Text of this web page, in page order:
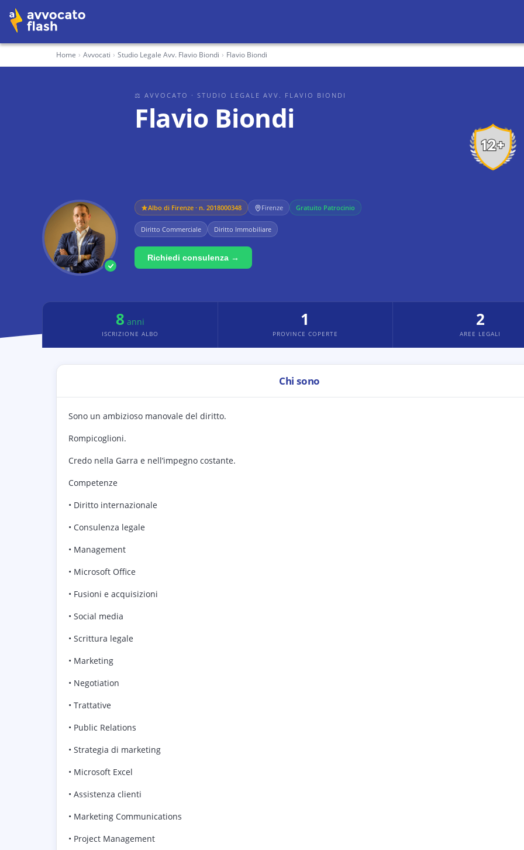
Home › Avvocati › Studio Legale Avv. Flavio Biondi › Flavio Biondi
⚖ AVVOCATO · STUDIO LEGALE AVV. FLAVIO BIONDI
Flavio Biondi
Albo di Firenze · n. 2018000348 Firenze Gratuito Patrocinio
Diritto Commerciale Diritto Immobiliare
Richiedi consulenza →
8 anni
ISCRIZIONE ALBO
1
PROVINCE COPERTE
2
AREE LEGALI
Chi sono
Sono un ambizioso manovale del diritto.
Rompicoglioni.
Credo nella Garra e nell’impegno costante.
Competenze
• Diritto internazionale
• Consulenza legale
• Management
• Microsoft Office
• Fusioni e acquisizioni
• Social media
• Scrittura legale
• Marketing
• Negotiation
• Trattative
• Public Relations
• Strategia di marketing
• Microsoft Excel
• Assistenza clienti
• Marketing Communications
• Project Management